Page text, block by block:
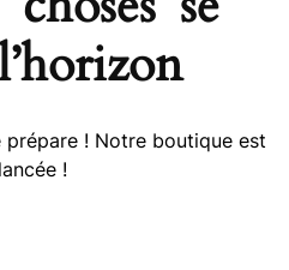
prépare ! Notre boutique est
!